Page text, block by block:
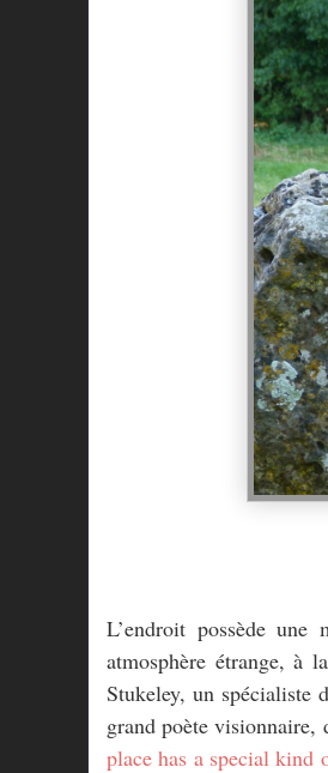
L’endroit possède
atmosphère étrange, à
Stukeley, un spécialiste
grand poète
place has a special